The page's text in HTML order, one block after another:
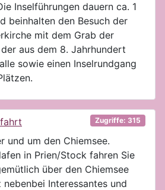
Inselführungen dauern ca. 1
beinhalten den Besuch der
mit dem Grab der
aus dem 8. Jahrhundert
sowie einen Inselrundgang
Zugriffe: 315
und um den Chiemsee.
in Prien/Stock fahren Sie
über den Chiemsee
Interessantes und